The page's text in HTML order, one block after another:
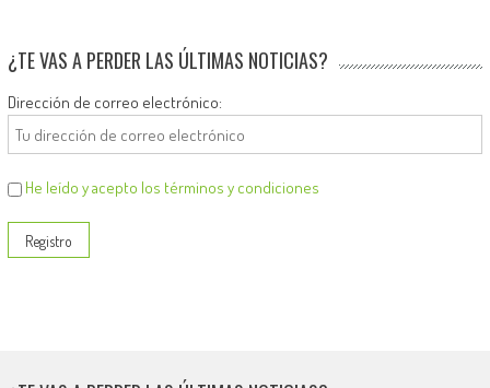
¿TE VAS A PERDER LAS ÚLTIMAS NOTICIAS?
Dirección de correo electrónico:
He leído y acepto los términos y condiciones